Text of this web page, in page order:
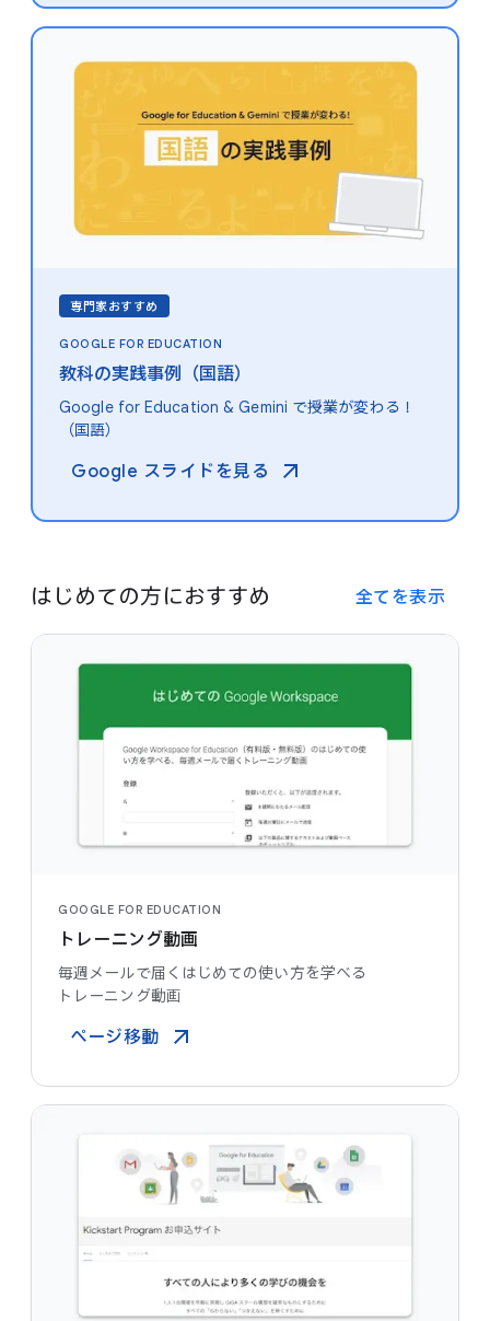
専門家おすすめ
GOOGLE FOR EDUCATION
教科の​実践事例​（国語）
Google for Education & Gemini で​授業が​変わる！​
（国語）
Google スライドを​見る​
は​じめての方に​おすすめ 全てを​表示
GOOGLE FOR EDUCATION
トレーニング動画
毎週​メールで​届く​は​じめての​使い方を​学べる​
トレーニング動画
ページ​移動